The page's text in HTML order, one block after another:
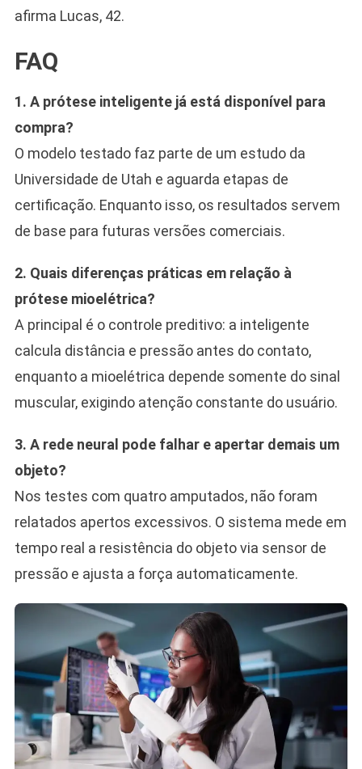
afirma Lucas, 42.
FAQ
1. A prótese inteligente já está disponível para
compra?
O modelo testado faz parte de um estudo da
Universidade de Utah e aguarda etapas de
certificação. Enquanto isso, os resultados servem
de base para futuras versões comerciais.
2. Quais diferenças práticas em relação à
prótese mioelétrica?
A principal é o controle preditivo: a inteligente
calcula distância e pressão antes do contato,
enquanto a mioelétrica depende somente do sinal
muscular, exigindo atenção constante do usuário.
3. A rede neural pode falhar e apertar demais um
objeto?
Nos testes com quatro amputados, não foram
relatados apertos excessivos. O sistema mede em
tempo real a resistência do objeto via sensor de
pressão e ajusta a força automaticamente.